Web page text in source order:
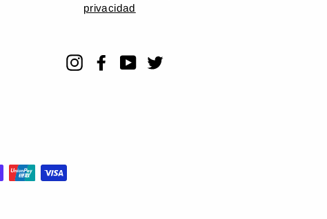
privacidad
InstagramFacebook
YouTubeTwitter